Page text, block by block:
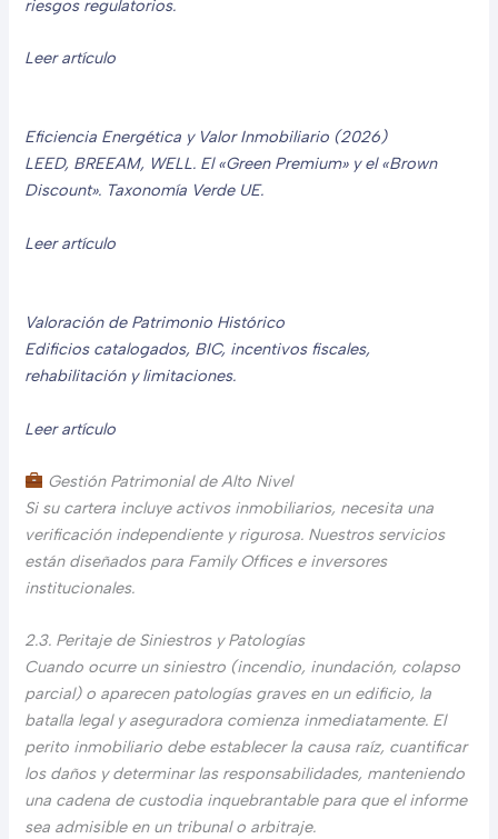
riesgos regulatorios.
Leer artículo
Eficiencia Energética y Valor Inmobiliario (2026)
LEED, BREEAM, WELL. El «Green Premium» y el «Brown
Discount». Taxonomía Verde UE.
Leer artículo
Valoración de Patrimonio Histórico
Edificios catalogados, BIC, incentivos fiscales,
rehabilitación y limitaciones.
Leer artículo
Gestión Patrimonial de Alto Nivel
Si su cartera incluye activos inmobiliarios, necesita una
verificación independiente y rigurosa. Nuestros servicios
están diseñados para Family Offices e inversores
institucionales.
2.3. Peritaje de Siniestros y Patologías
Cuando ocurre un siniestro (incendio, inundación, colapso
parcial) o aparecen patologías graves en un edificio, la
batalla legal y aseguradora comienza inmediatamente. El
perito inmobiliario debe establecer la causa raíz, cuantificar
los daños y determinar las responsabilidades, manteniendo
una cadena de custodia inquebrantable para que el informe
sea admisible en un tribunal o arbitraje.